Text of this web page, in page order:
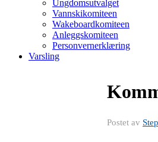
Ungdomsutvalget
Vannskikomiteen
Wakeboardkomiteen
Anleggskomiteen
Personvernerklæring
Varsling
Postet av